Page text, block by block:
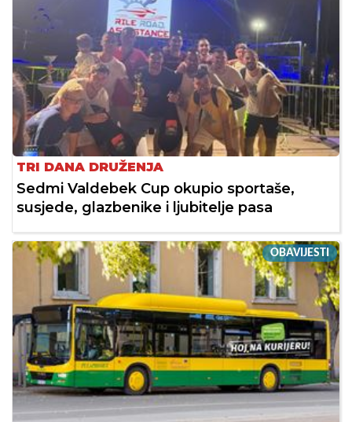
TRI DANA DRUŽENJA
Sedmi Valdebek Cup okupio sportaše,
susjede, glazbenike i ljubitelje pasa
OBAVIJESTI